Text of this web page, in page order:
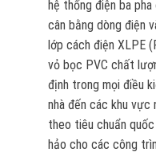
hệ thống điện ba
cân bằng dòng điện
lớp cách điện XLPE
vỏ bọc PVC chất
định trong mọi điều
nhà đến các khu
theo tiêu chuẩn
hảo cho các công